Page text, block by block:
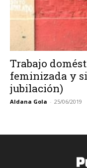
Trabajo
feminizada y
jubilación)
Aldana Gola - 25/06/2019